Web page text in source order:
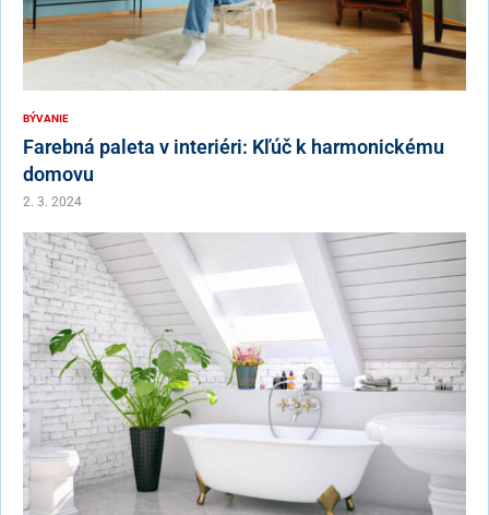
BÝVANIE
Farebná paleta v interiéri: Kľúč k harmonickému
domovu
2. 3. 2024